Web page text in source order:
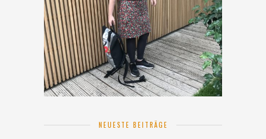
NEUESTE BEITRÄGE